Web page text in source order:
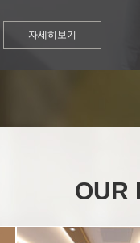
자세히보기
OUR